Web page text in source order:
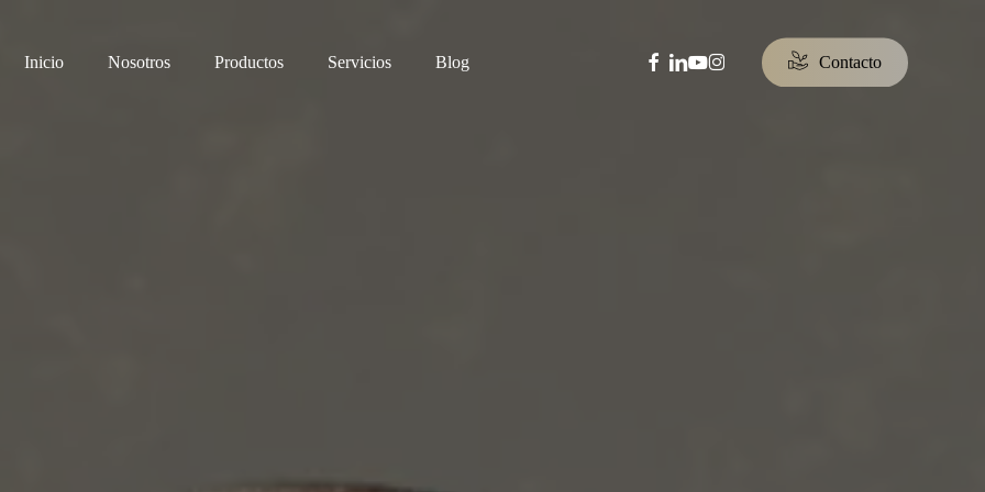
Inicio Nosotros Productos Servicios Blog facebook
linkedin
youtube
instagram Contacto